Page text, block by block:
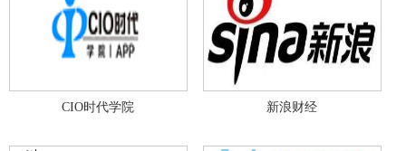
CIO时代学院 新浪财经